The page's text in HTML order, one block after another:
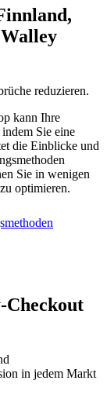
reduzieren.
kann Ihre
Sie eine
die Einblicke und
Sie in wenigen
optimieren.
Checkout
in jedem Markt